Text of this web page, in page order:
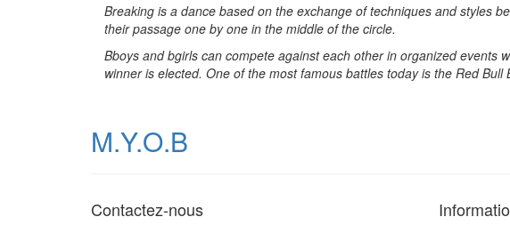
Breaking is a dance based on the exchange of techniques and styles
their passage one by one in the middle of the circle.
Bboys and bgirls can compete against each other in organized
winner is elected. One of the most famous battles today is the Red Bull
M.Y.O.B
Contactez-nous